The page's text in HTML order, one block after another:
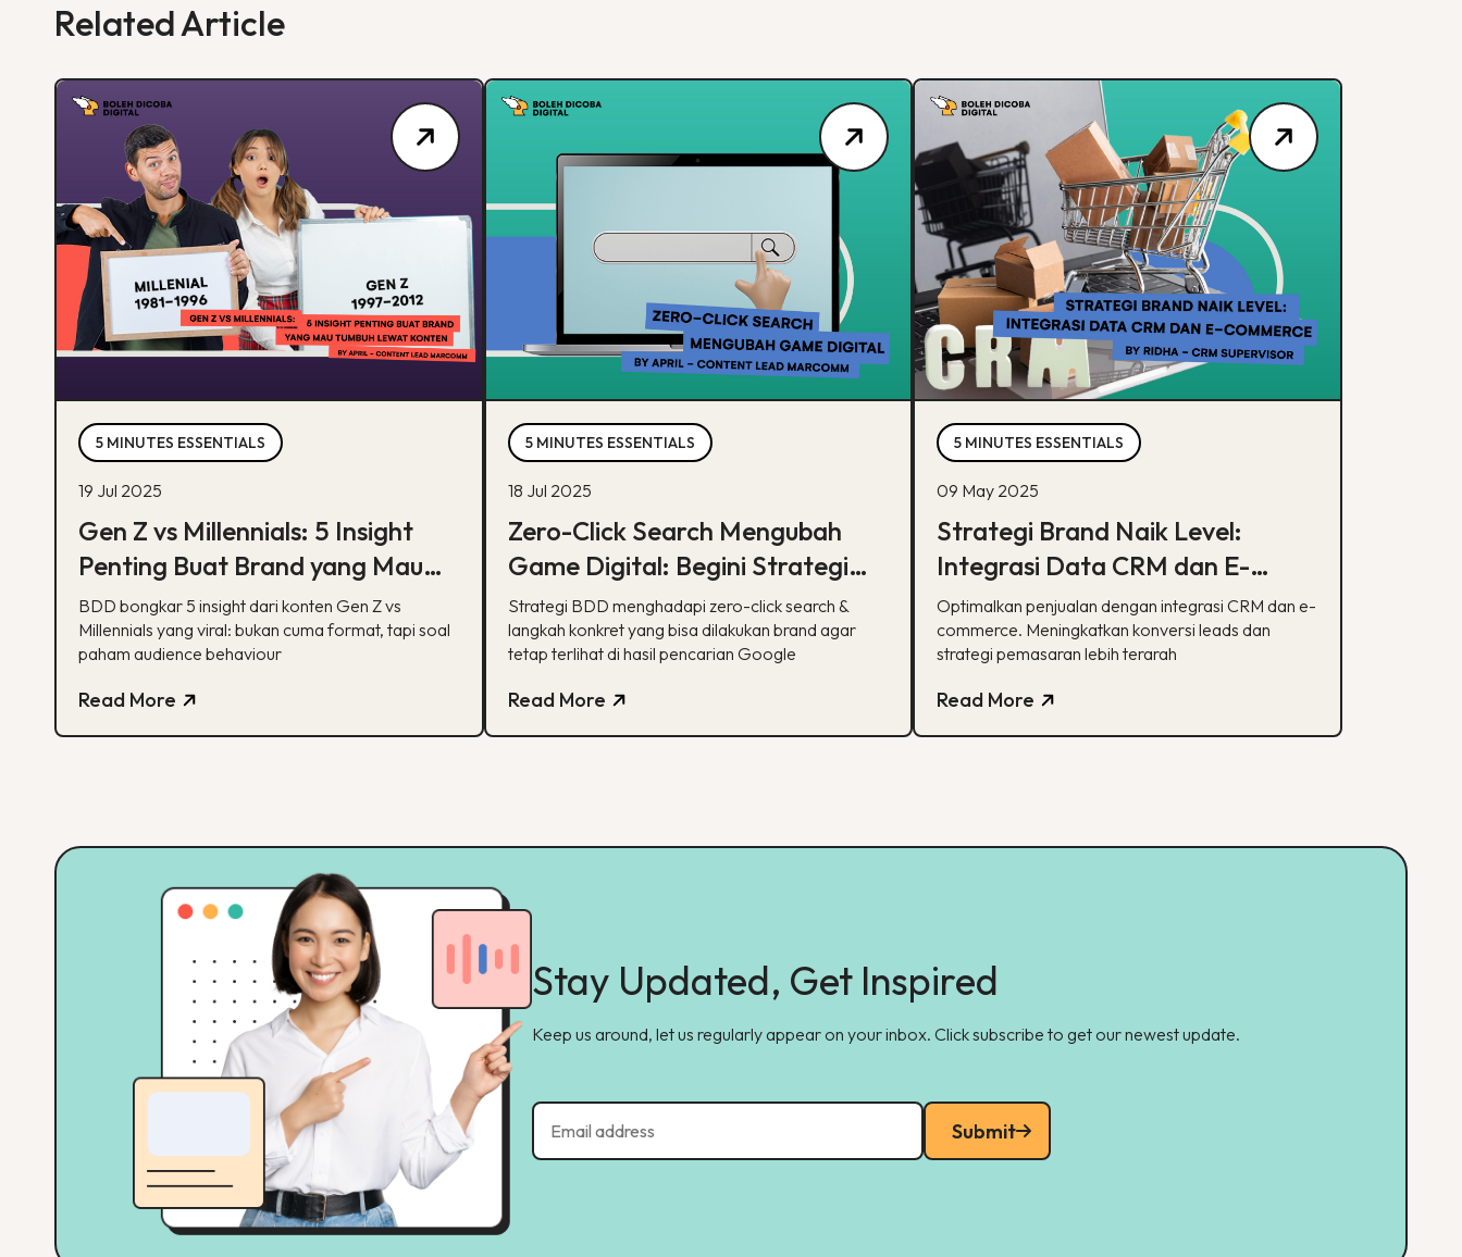
Related Article
5 MINUTES ESSENTIALS
19 Jul 2025
Gen Z vs Millennials: 5 Insight
Penting Buat Brand yang Mau
Tumbuh Lewat Konten
BDD bongkar 5 insight dari konten Gen Z vs
Millennials yang viral: bukan cuma format, tapi soal
paham audience behaviour
Read More
5 MINUTES ESSENTIALS
18 Jul 2025
Zero-Click Search Mengubah
Game Digital: Begini Strategi
BDD & Apa yang Bisa Dilakukan
Brand
Strategi BDD menghadapi zero-click search &
langkah konkret yang bisa dilakukan brand agar
tetap terlihat di hasil pencarian Google
Read More
5 MINUTES ESSENTIALS
09 May 2025
Strategi Brand Naik Level:
Integrasi Data CRM dan E-
commerce
Optimalkan penjualan dengan integrasi CRM dan e-
commerce. Meningkatkan konversi leads dan
strategi pemasaran lebih terarah
Read More
Stay Updated, Get Inspired
Keep us around, let us regularly appear on your inbox. Click subscribe to get our newest update.
Submit